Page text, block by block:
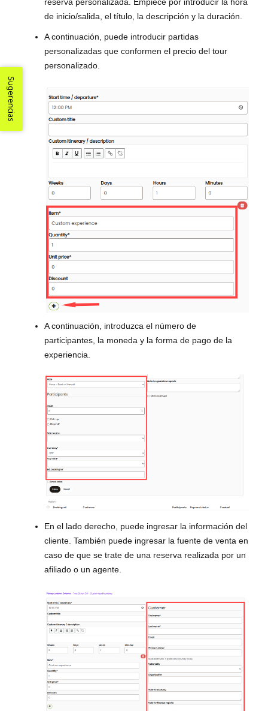
de inicio/salida, el título, la descripción y la duración.
A continuación, puede introducir partidas
personalizadas que conformen el precio del tour
personalizado.
A continuación, introduzca el número de
participantes, la moneda y la forma de pago de la
experiencia.
En el lado derecho, puede ingresar la información del
cliente. También puede ingresar la fuente de venta en
caso de que se trate de una reserva realizada por un
afiliado o un agente.
Sugerencias